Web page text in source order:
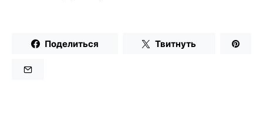
Поделиться Твитнуть